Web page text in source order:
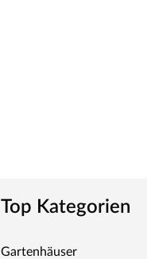
Top Kategorien
Gartenhäuser